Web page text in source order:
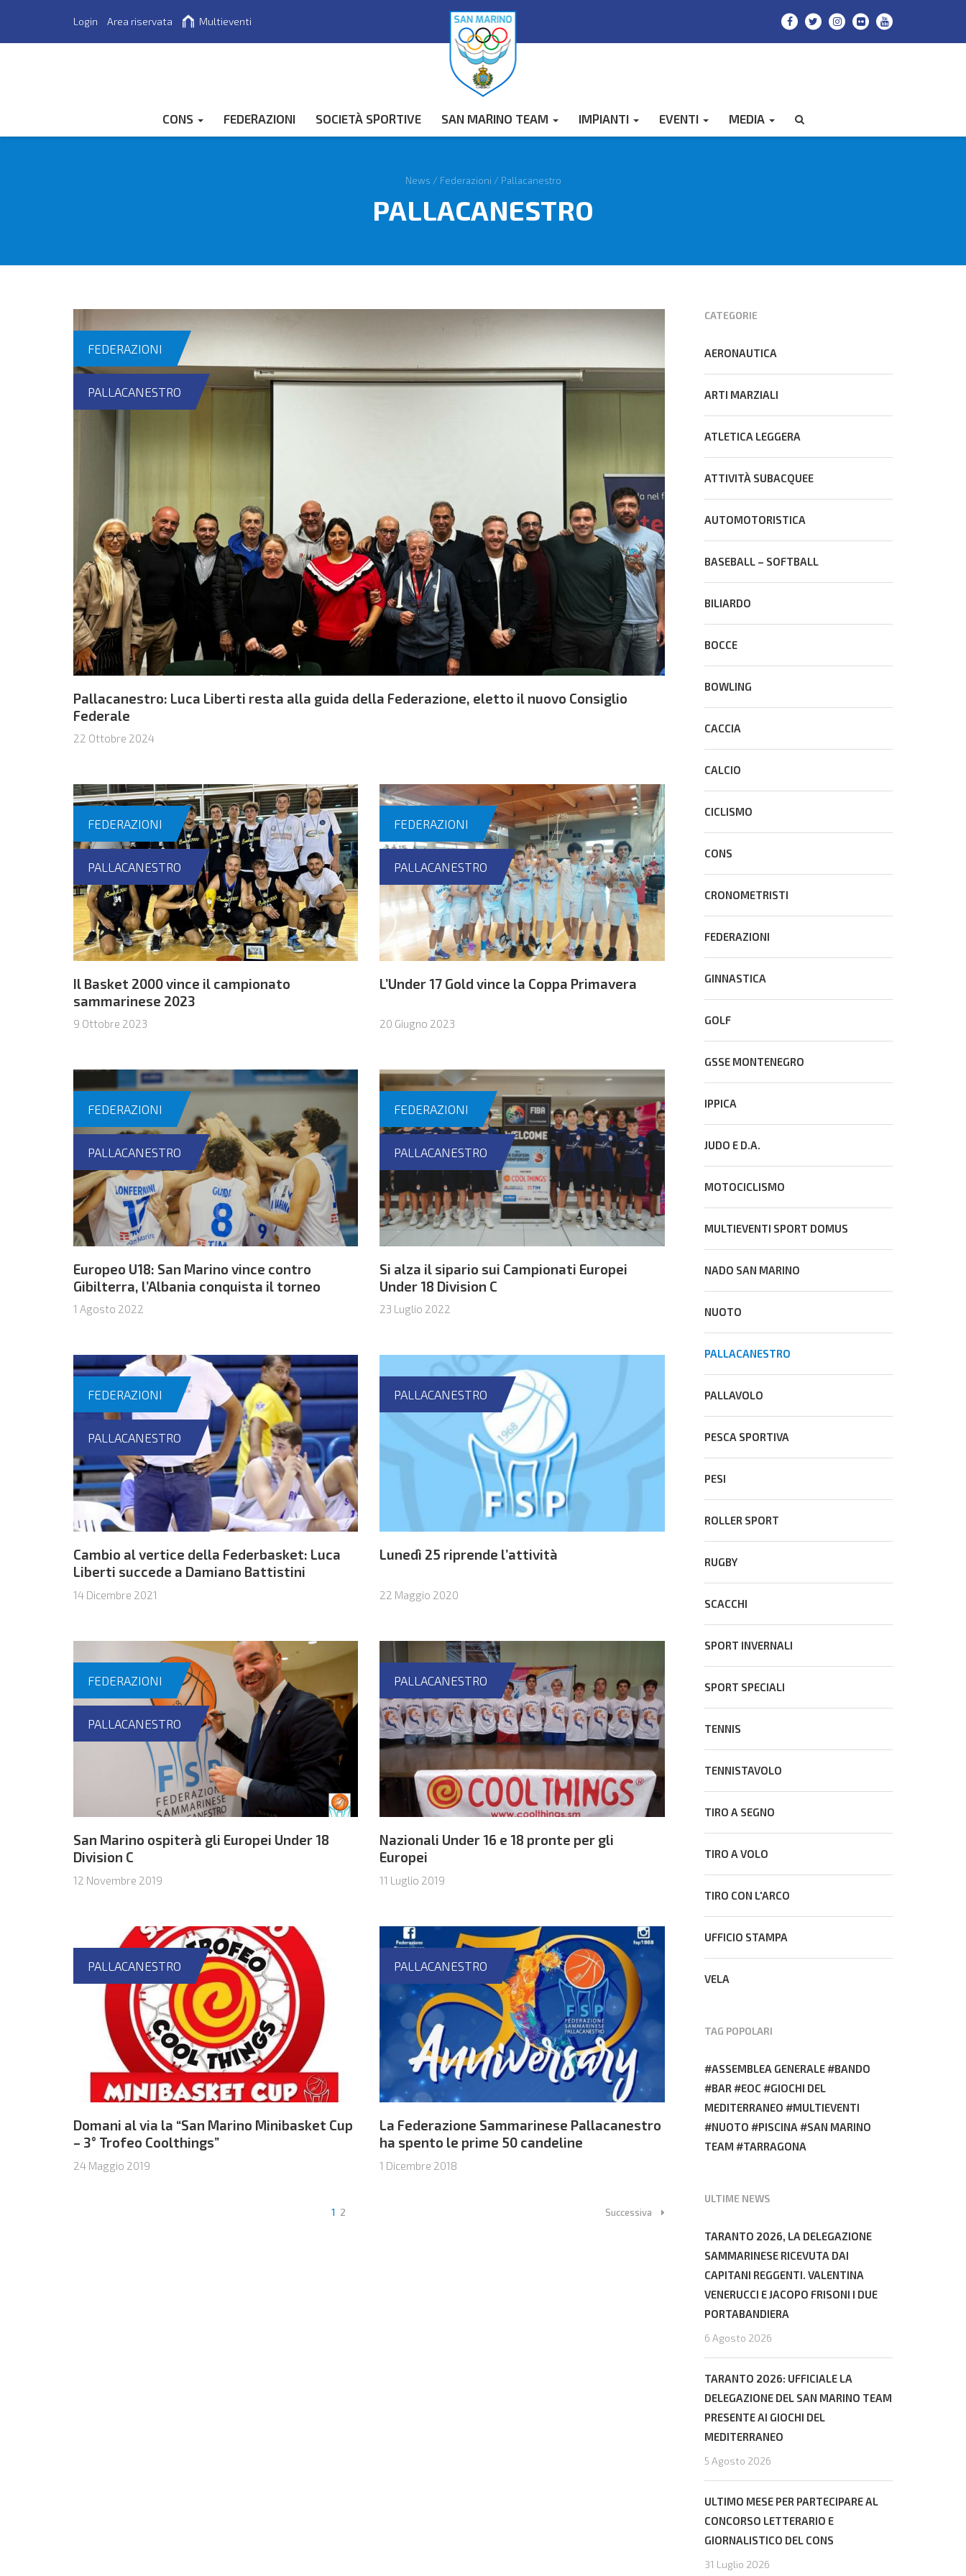
Login Area riservata Multieventi
CONS FEDERAZIONI SOCIETÀ SPORTIVE SAN MARINO TEAM IMPIANTI EVENTI MEDIA
News / Federazioni / Pallacanestro
PALLACANESTRO
FEDERAZIONI
PALLACANESTRO
Pallacanestro: Luca Liberti resta alla guida della Federazione, eletto il nuovo Consiglio
Federale
22 Ottobre 2024
FEDERAZIONI
PALLACANESTRO
Il Basket 2000 vince il campionato
sammarinese 2023
9 Ottobre 2023
FEDERAZIONI
PALLACANESTRO
L’Under 17 Gold vince la Coppa Primavera
20 Giugno 2023
FEDERAZIONI
PALLACANESTRO
Europeo U18: San Marino vince contro
Gibilterra, l’Albania conquista il torneo
1 Agosto 2022
FEDERAZIONI
PALLACANESTRO
Si alza il sipario sui Campionati Europei
Under 18 Division C
23 Luglio 2022
FEDERAZIONI
PALLACANESTRO
Cambio al vertice della Federbasket: Luca
Liberti succede a Damiano Battistini
14 Dicembre 2021
PALLACANESTRO
Lunedì 25 riprende l’attività
22 Maggio 2020
FEDERAZIONI
PALLACANESTRO
San Marino ospiterà gli Europei Under 18
Division C
12 Novembre 2019
PALLACANESTRO
Nazionali Under 16 e 18 pronte per gli
Europei
11 Luglio 2019
PALLACANESTRO
Domani al via la “San Marino Minibasket Cup
– 3° Trofeo Coolthings”
24 Maggio 2019
PALLACANESTRO
La Federazione Sammarinese Pallacanestro
ha spento le prime 50 candeline
1 Dicembre 2018
1 2 Successiva
CATEGORIE
AERONAUTICA
ARTI MARZIALI
ATLETICA LEGGERA
ATTIVITÀ SUBACQUEE
AUTOMOTORISTICA
BASEBALL – SOFTBALL
BILIARDO
BOCCE
BOWLING
CACCIA
CALCIO
CICLISMO
CONS
CRONOMETRISTI
FEDERAZIONI
GINNASTICA
GOLF
GSSE MONTENEGRO
IPPICA
JUDO E D.A.
MOTOCICLISMO
MULTIEVENTI SPORT DOMUS
NADO SAN MARINO
NUOTO
PALLACANESTRO
PALLAVOLO
PESCA SPORTIVA
PESI
ROLLER SPORT
RUGBY
SCACCHI
SPORT INVERNALI
SPORT SPECIALI
TENNIS
TENNISTAVOLO
TIRO A SEGNO
TIRO A VOLO
TIRO CON L'ARCO
UFFICIO STAMPA
VELA
TAG POPOLARI
ASSEMBLEA GENERALE
BANDO
BAR
EOC
GIOCHI DEL
MEDITERRANEO
MULTIEVENTI
NUOTO
PISCINA
SAN MARINO
TEAM
TARRAGONA
ULTIME NEWS
TARANTO 2026, LA DELEGAZIONE
SAMMARINESE RICEVUTA DAI
CAPITANI REGGENTI. VALENTINA
VENERUCCI E JACOPO FRISONI I DUE
PORTABANDIERA
6 Agosto 2026
TARANTO 2026: UFFICIALE LA
DELEGAZIONE DEL SAN MARINO TEAM
PRESENTE AI GIOCHI DEL
MEDITERRANEO
5 Agosto 2026
ULTIMO MESE PER PARTECIPARE AL
CONCORSO LETTERARIO E
GIORNALISTICO DEL CONS
31 Luglio 2026